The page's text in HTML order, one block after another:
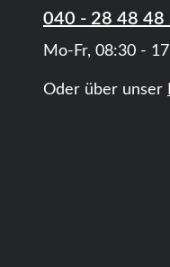
040 - 28 48 48
Mo-Fr, 08:30 -
Oder über unser